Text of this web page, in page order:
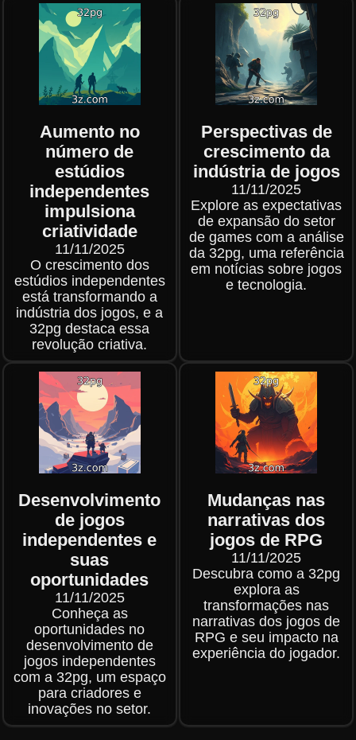
Aumento no
número de
estúdios
independentes
impulsiona
criatividade
11/11/2025
O crescimento dos
estúdios independentes
está transformando a
indústria dos jogos, e a
32pg destaca essa
revolução criativa.
Perspectivas de
crescimento da
indústria de jogos
11/11/2025
Explore as expectativas
de expansão do setor
de games com a análise
da 32pg, uma referência
em notícias sobre jogos
e tecnologia.
Desenvolvimento
de jogos
independentes e
suas
oportunidades
11/11/2025
Conheça as
oportunidades no
desenvolvimento de
jogos independentes
com a 32pg, um espaço
para criadores e
inovações no setor.
Mudanças nas
narrativas dos
jogos de RPG
11/11/2025
Descubra como a 32pg
explora as
transformações nas
narrativas dos jogos de
RPG e seu impacto na
experiência do jogador.